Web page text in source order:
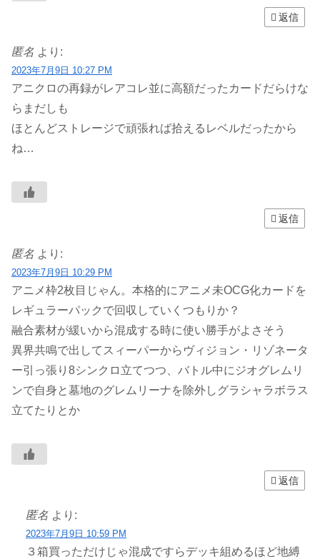
返信
匿名 より:
2023年7月9日 10:27 PM
アニクロの再録がレアコレ並に高額だったカードだらけな
らまだしも
ほとんどストレージで頑張れば拾えるレベルだったから
ね…
返信
匿名 より:
2023年7月9日 10:29 PM
アニメ枠2枚目じゃん。本格的にアニメ未OCG化カードを
レギュラーパックで回収していくつもりか？
融合素材が緩いから混成する時に使い勝手がよさそう
異界共鳴で出してスィーパーからヴィジョン・リゾネータ
ー引っ張り8シンクロ立てつつ、バトル中にジオグレムリ
ンで自身と墓地のグレムリーナを除外しグラシャラボラス
立てたりとか
返信
匿名 より:
2023年7月9日 10:59 PM
３箱買っただけじゃ混成ですらデッキ組めるほど地縛